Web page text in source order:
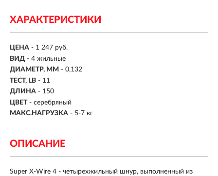
ХАРАКТЕРИСТИКИ
ЦЕНА - 1 247 руб.
ВИД - 4 жильные
ДИАМЕТР, ММ - 0,132
ТЕСТ, LB - 11
ДЛИНА - 150
ЦВЕТ - серебряный
МАКС.НАГРУЗКА - 5-7 кг
ОПИСАНИЕ
Super X-Wire 4 - четырехжильный шнур, выполненный из